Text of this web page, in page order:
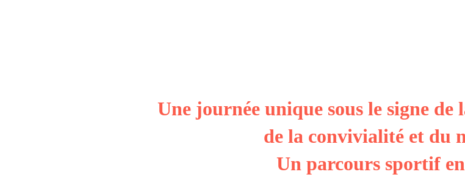
Une journée unique sous le signe
de la convivialité et du
Un parcours sportif